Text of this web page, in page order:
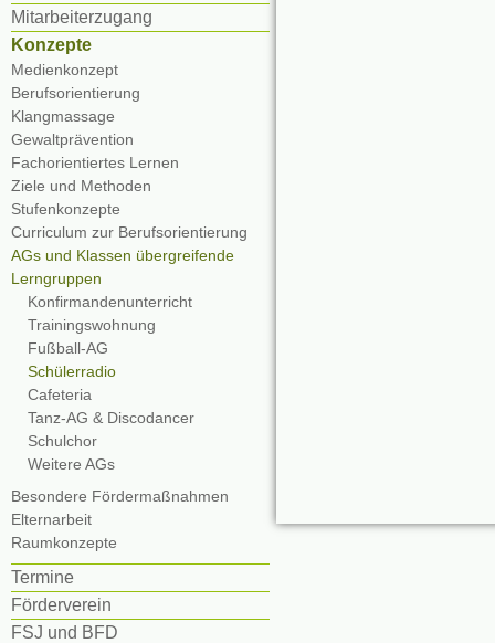
Mitarbeiterzugang
Konzepte
Medienkonzept
Berufsorientierung
Klangmassage
Gewaltprävention
Fachorientiertes Lernen
Ziele und Methoden
Stufenkonzepte
Curriculum zur Berufsorientierung
AGs und Klassen übergreifende
Lerngruppen
Konfirmandenunterricht
Trainingswohnung
Fußball-AG
Schülerradio
Cafeteria
Tanz-AG & Discodancer
Schulchor
Weitere AGs
Besondere Fördermaßnahmen
Elternarbeit
Raumkonzepte
Termine
Förderverein
FSJ und BFD